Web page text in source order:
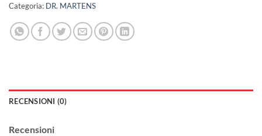
Categoria: DR. MARTENS
RECENSIONI (0)
Recensioni